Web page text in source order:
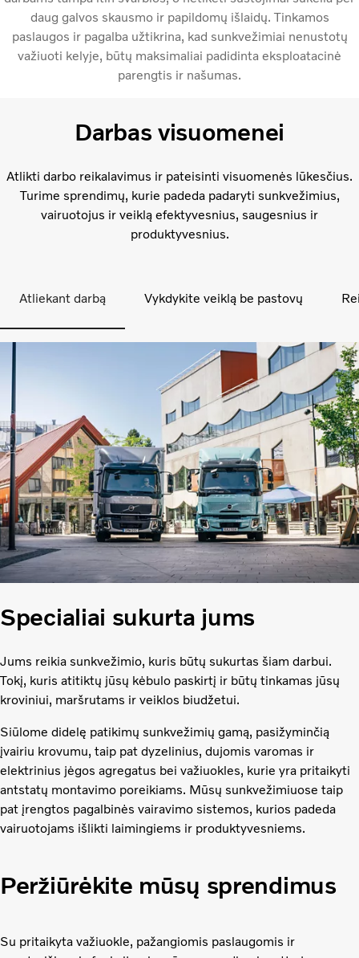
daug galvos skausmo ir papildomų išlaidų. Tinkamos
paslaugos ir pagalba užtikrina, kad sunkvežimiai nenustotų
važiuoti kelyje, būtų maksimaliai padidinta eksploatacinė
parengtis ir našumas.
Darbas visuomenei
Atlikti darbo reikalavimus ir pateisinti visuomenės lūkesčius.
Turime sprendimų, kurie padeda padaryti sunkvežimius,
vairuotojus ir veiklą efektyvesnius, saugesnius ir
produktyvesnius.
Atliekant darbą Vykdykite veiklą be pastovų
Specialiai sukurta jums
Jums reikia sunkvežimio, kuris būtų sukurtas šiam darbui.
Tokį, kuris atitiktų jūsų kėbulo paskirtį ir būtų tinkamas jūsų
kroviniui, maršrutams ir veiklos biudžetui.
Siūlome didelę patikimų sunkvežimių gamą, pasižyminčią
įvairiu krovumu, taip pat dyzelinius, dujomis varomas ir
elektrinius jėgos agregatus bei važiuokles, kurie yra pritaikyti
antstatų montavimo poreikiams. Mūsų sunkvežimiuose taip
pat įrengtos pagalbinės vairavimo sistemos, kurios padeda
vairuotojams išlikti laimingiems ir produktyvesniems.
Peržiūrėkite mūsų sprendimus
Su pritaikyta važiuokle, pažangiomis paslaugomis ir